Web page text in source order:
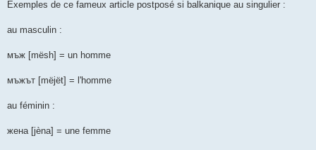
s
Exemples de ce fameux article postposé si balkanique au singulier :
au masculin :
мъж [mësh] = un homme
мъжът [mëjët] = l'homme
au féminin :
жена [jèna] = une femme